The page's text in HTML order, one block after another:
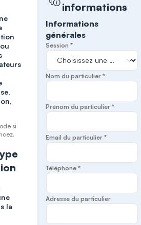
si
la
informations
Informations
générales
Session *
Nom du particulier *
Prénom du particulier *
Email du particulier *
Téléphone *
Adresse du particulier